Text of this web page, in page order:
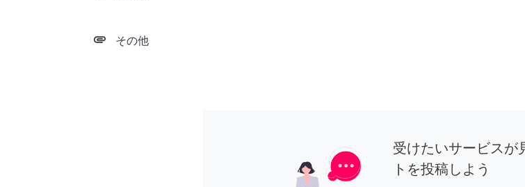
attachment その他
受けたいサービスが
トを投稿しよう